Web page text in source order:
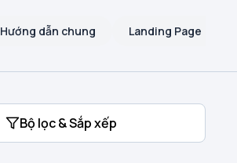
Hướng dẫn chung Landing Page
Bộ lọc & Sắp xếp